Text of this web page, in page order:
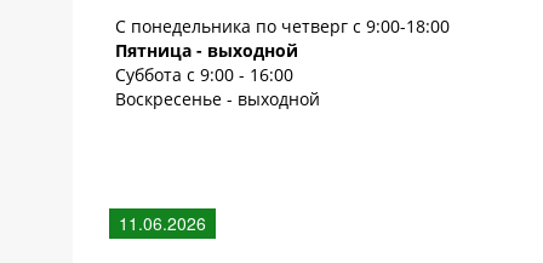
С понедельника по четверг с 9:00-18:00
Пятница - выходной
Суббота с 9:00 - 16:00
Воскресенье - выходной
11.06.2026